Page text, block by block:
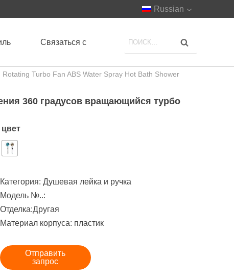
Russian
Связаться с
Turbo Fan ABS Water Spray Hot Bath Shower
360 градусов вращающийся турбо
цвет
Категория: Душевая лейка и ручка
Модель №..:
Отделка:Другая
Материал корпуса: пластик
Отправить
запрос